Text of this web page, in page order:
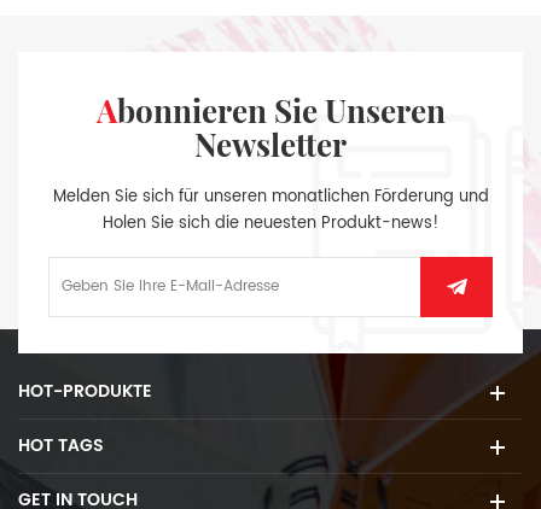
Abonnieren Sie Unseren
Newsletter
Melden Sie sich für unseren monatlichen Förderung und
Holen Sie sich die neuesten Produkt-news!
HOT-PRODUKTE
HOT TAGS
GET IN TOUCH